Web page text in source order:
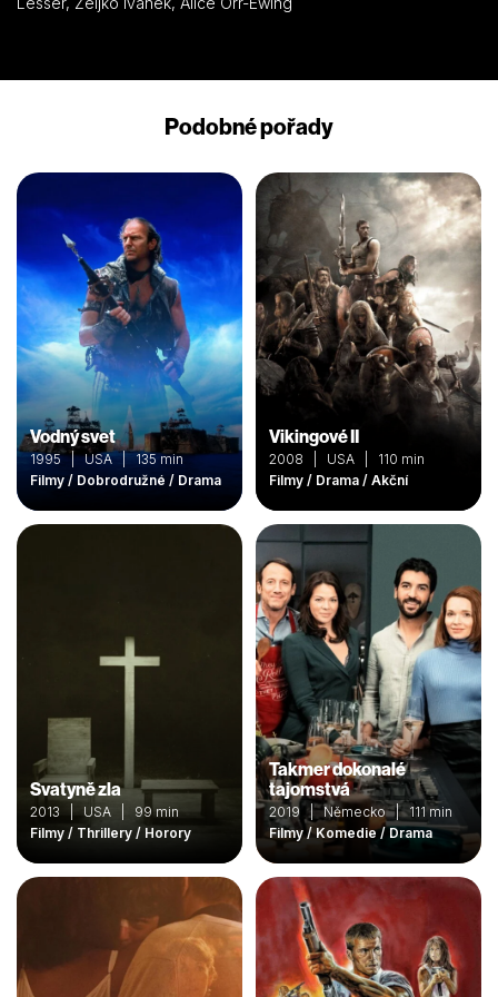
Podobné pořady
Vodný svet
1995 | USA | 135 min
Filmy / Dobrodružné / Drama
Vikingové II
2008 | USA | 110 min
Filmy / Drama / Akční
Svatyně zla
2013 | USA | 99 min
Filmy / Thrillery / Horory
Takmer dokonalé
tajomstvá
2019 | Německo | 111 min
Filmy / Komedie / Drama